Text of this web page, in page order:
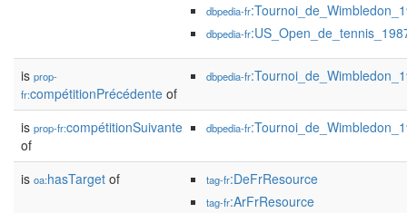
dbpedia-fr
dbpedia-fr
is prop-
fr:compétitionPrécédente of
dbpedia-fr
is prop-fr:compétitionSuivante
of
dbpedia-fr
is oa:hasTarget of tag-fr:DeFrResource
tag-fr:ArFrResource